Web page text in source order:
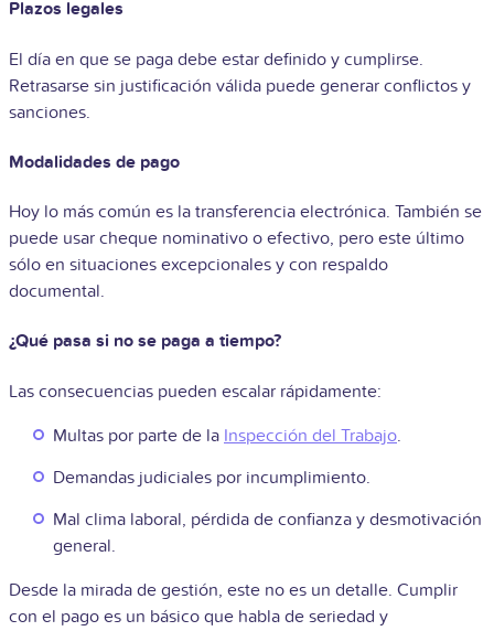
Plazos legales
El día en que se paga debe estar definido y cumplirse.
Retrasarse sin justificación válida puede generar conflictos y
sanciones.
Modalidades de pago
Hoy lo más común es la transferencia electrónica. También se
puede usar cheque nominativo o efectivo, pero este último
sólo en situaciones excepcionales y con respaldo
documental.
¿Qué pasa si no se paga a tiempo?
Las consecuencias pueden escalar rápidamente:
Multas por parte de la Inspección del Trabajo.
Demandas judiciales por incumplimiento.
Mal clima laboral, pérdida de confianza y desmotivación
general.
Desde la mirada de gestión, este no es un detalle. Cumplir
con el pago es un básico que habla de seriedad y